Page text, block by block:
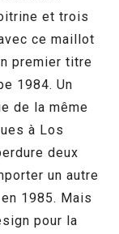
et trois
ce maillot
premier titre
1984. Un
de la même
à Los
deux
un autre
1985. Mais
pour la